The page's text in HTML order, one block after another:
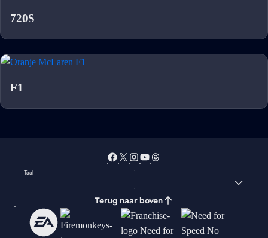
720S
F1
Taal
Terug naar boven